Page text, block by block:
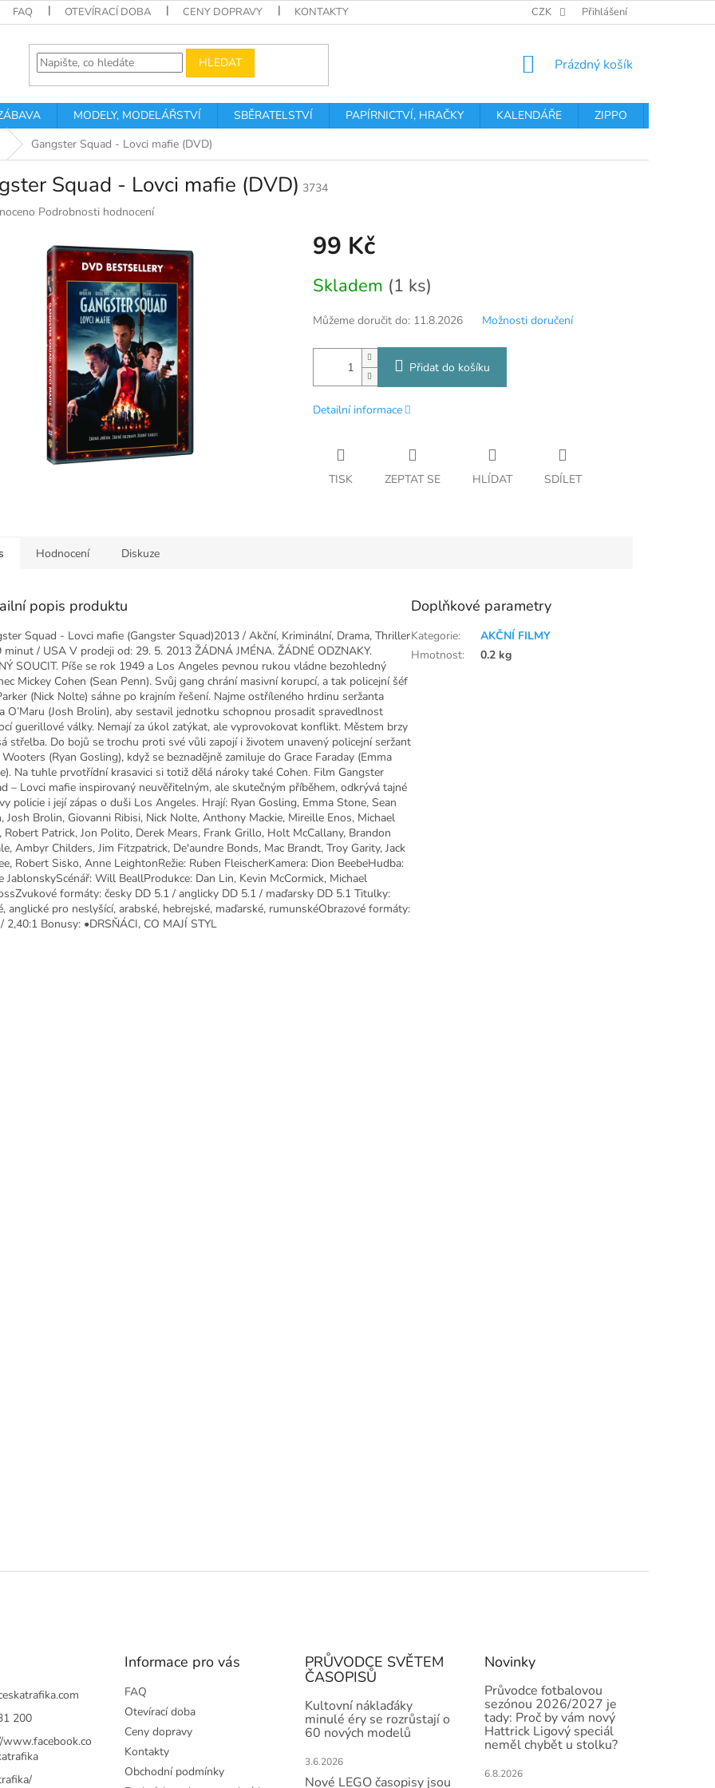
FAQ OTEVÍRACÍ DOBA CENY DOPRAVY KONTAKTY PODMÍNKY OCHRANY OSOBNÍCH
CZK Přihlášení
HLEDAT
NÁKUPNÍ
Prázdný košík
MODELY, MODELÁŘSTVÍ SBĚRATELSTVÍ PAPÍRNICTVÍ, HRAČKY KALENDÁŘE ZIPPO
Gangster Squad - Lovci mafie (DVD)
Squad - Lovci mafie (DVD) 3734
Podrobnosti hodnocení
99 Kč
cena:
Skladem (1 ks)
Můžeme doručit do: 11.8.2026 Možnosti doručení
Přidat do košíku
Detailní informace
TISK ZEPTAT SE HLÍDAT SDÍLET
Hodnocení Diskuze
popis produktu
Squad - Lovci mafie (Gangster Squad)2013 / Akční, Kriminální, Drama, Thriller
minut / USA V prodeji od: 29. 5. 2013 ŽÁDNÁ JMÉNA. ŽÁDNÉ ODZNAKY.
SOUCIT. Píše se rok 1949 a Los Angeles pevnou rukou vládne bezohledný
Mickey Cohen (Sean Penn). Svůj gang chrání masivní korupcí, a tak policejní šéf
(Nick Nolte) sáhne po krajním řešení. Najme ostříleného hrdinu seržanta
O’Maru (Josh Brolin), aby sestavil jednotku schopnou prosadit spravedlnost
guerillové války. Nemají za úkol zatýkat, ale vyprovokovat konflikt. Městem brzy
střelba. Do bojů se trochu proti své vůli zapojí i životem unavený policejní seržant
Wooters (Ryan Gosling), když se beznadějně zamiluje do Grace Faraday (Emma
Na tuhle prvotřídní krasavici si totiž dělá nároky také Cohen. Film Gangster
– Lovci mafie inspirovaný neuvěřitelným, ale skutečným příběhem, odkrývá tajné
policie i její zápas o duši Los Angeles. Hrají: Ryan Gosling, Emma Stone, Sean
Josh Brolin, Giovanni Ribisi, Nick Nolte, Anthony Mackie, Mireille Enos, Michael
Robert Patrick, Jon Polito, Derek Mears, Frank Grillo, Holt McCallany, Brandon
Ambyr Childers, Jim Fitzpatrick, De'aundre Bonds, Mac Brandt, Troy Garity, Jack
Robert Sisko, Anne LeightonRežie: Ruben FleischerKamera: Dion BeebeHudba:
JablonskyScénář: Will BeallProdukce: Dan Lin, Kevin McCormick, Michael
formáty: česky DD 5.1 / anglicky DD 5.1 / maďarsky DD 5.1 Titulky:
anglické pro neslyšící, arabské, hebrejské, maďarské, rumunskéObrazové formáty:
2,40:1 Bonusy: •DRSŇÁCI, CO MAJÍ STYL
Doplňkové parametry
Kategorie:
AKČNÍ FILMY
Hmotnost: 0.2 kg
200
Informace pro vás
FAQ
Otevírací doba
Ceny dopravy
Kontakty
Obchodní podmínky
PRŮVODCE SVĚTEM
ČASOPISŮ
Kultovní náklaďáky
minulé éry se rozrůstají o
60 nových modelů
3.6.2026
Nové LEGO časopisy jsou
Novinky
Průvodce fotbalovou
sezónou 2026/2027 je
tady: Proč by vám nový
Hattrick Ligový speciál
neměl chybět u stolku?
6.8.2026